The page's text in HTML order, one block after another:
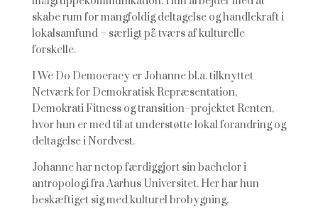
skabe rum for mangfoldig deltagelse og handlekraft i
lokalsamfund – særligtpå tværs afkulturelle
forskelle.
I We Do Democracy er Johanne bl.a. tilknyttet
Netværk for Demokratisk Repræsentation,
Demokrati Fitness og transition–projektet Renten,
hvorhun er med til atunderstøtte lokal forandring og
deltagelse i Nordvest.
Johanne har netop færdiggjort sin bachelor i
antropologi fra Aarhus Universitet. Her har hun
beskæftiget sig med kulturel brobygning,